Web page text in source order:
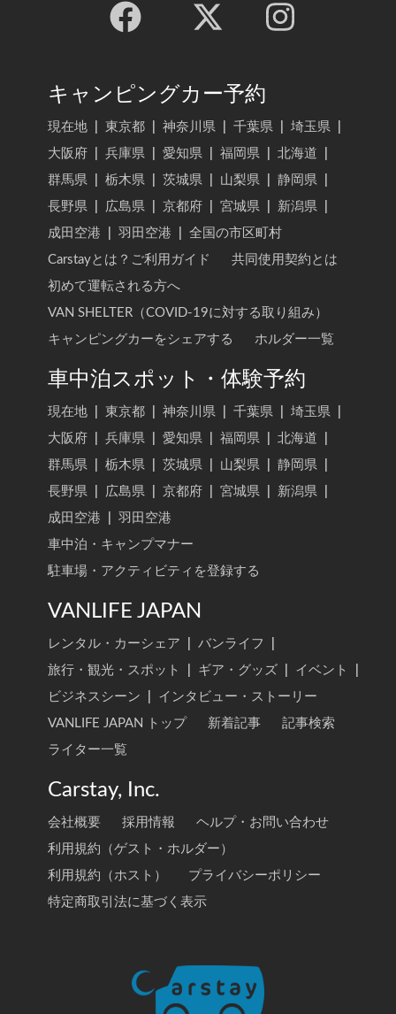
キャンピングカー予約
現在地 東京都 神奈川県 千葉県 埼玉県
大阪府
兵庫県 愛知県 福岡県 北海道
群馬県
栃木県 茨城県 山梨県 静岡県
長野県
広島県 京都府 宮城県 新潟県
成田空港
羽田空港
全国の市区町村
Carstayとは？ご利用ガイド
共同使用契約とは
初めて運転される方へ
VAN SHELTER（COVID-19に対する取り組み）
キャンピングカーをシェアする
ホルダー一覧
車中泊スポット・体験予約
現在地 東京都 神奈川県 千葉県 埼玉県
大阪府
兵庫県 愛知県 福岡県 北海道
群馬県
栃木県 茨城県 山梨県 静岡県
長野県
広島県 京都府 宮城県 新潟県
成田空港
羽田空港
車中泊・キャンプマナー
駐車場・アクティビティを登録する
VANLIFE JAPAN
レンタル・カーシェア バンライフ
旅行・観光・スポット
ギア・グッズ イベント
ビジネスシーン
インタビュー・ストーリー
VANLIFE JAPAN トップ
新着記事
記事検索
ライター一覧
Carstay, Inc.
会社概要 採用情報
ヘルプ・お問い合わせ
利用規約（ゲスト・ホルダー）
利用規約（ホスト）
プライバシーポリシー
特定商取引法に基づく表示